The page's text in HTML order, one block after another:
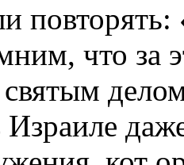
повторять:
что за